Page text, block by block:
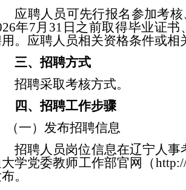
应聘人员可先行报名参加考
6年7月31日之前取得毕业证
。应聘人员相关资格条件或相
三、招聘方式
招聘采取考核方式。
四、招聘工作步骤
（一）发布招聘信息
招聘人员岗位信息在辽宁人事
学党委教师工作部官网
（
。